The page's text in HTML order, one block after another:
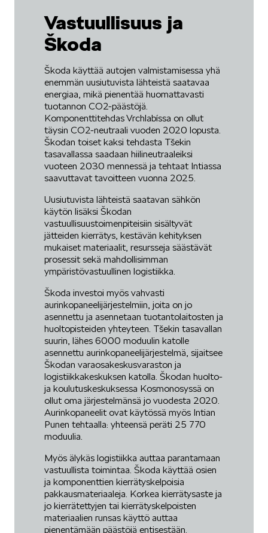
Vastuullisuus ja
Škoda
Škoda käyttää autojen valmistamisessa yhä
enemmän uusiutuvista lähteistä saatavaa
energiaa, mikä pienentää huomattavasti
tuotannon CO2-päästöjä.
Komponenttitehdas Vrchlabíssa on ollut
täysin CO2-neutraali vuoden 2020 lopusta.
Škodan toiset kaksi tehdasta Tšekin
tasavallassa saadaan hiilineutraaleiksi
vuoteen 2030 mennessä ja tehtaat Intiassa
saavuttavat tavoitteen vuonna 2025.
Uusiutuvista lähteistä saatavan sähkön
käytön lisäksi Škodan
vastuullisuustoimenpiteisiin sisältyvät
jätteiden kierrätys, kestävän kehityksen
mukaiset materiaalit, resursseja säästävät
prosessit sekä mahdollisimman
ympäristövastuullinen logistiikka.
Škoda investoi myös vahvasti
aurinkopaneelijärjestelmiin, joita on jo
asennettu ja asennetaan tuotantolaitosten ja
huoltopisteiden yhteyteen. Tšekin tasavallan
suurin, lähes 6000 moduulin katolle
asennettu aurinkopaneelijärjestelmä, sijaitsee
Škodan varaosakeskusvaraston ja
logistiikkakeskuksen katolla. Škodan huolto-
ja koulutuskeskuksessa Kosmonosyssä on
ollut oma järjestelmänsä jo vuodesta 2020.
Aurinkopaneelit ovat käytössä myös Intian
Punen tehtaalla: yhteensä peräti 25 770
moduulia.
Myös älykäs logistiikka auttaa parantamaan
vastuullista toimintaa. Škoda käyttää osien
ja komponenttien kierrätyskelpoisia
pakkausmateriaaleja. Korkea kierrätysaste ja
jo kierrätettyjen tai kierrätyskelpoisten
materiaalien runsas käyttö auttaa
pienentämään päästöjä entisestään.